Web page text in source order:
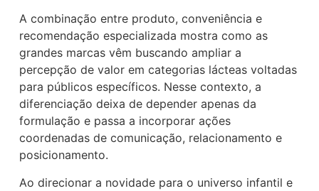
A combinação entre produto, conveniência e
recomendação especializada mostra como as
grandes marcas vêm buscando ampliar a
percepção de valor em categorias lácteas voltadas
para públicos específicos. Nesse contexto, a
diferenciação deixa de depender apenas da
formulação e passa a incorporar ações
coordenadas de comunicação, relacionamento e
posicionamento.
Ao direcionar a novidade para o universo infantil e